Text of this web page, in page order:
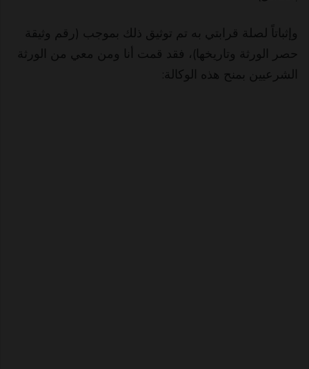
وإثباتاً لصلة قرابتي به تم توثيق ذلك بموجب (رقم وثيقة
حصر الورثة وتاريخها)، فقد قمت أنا ومن معي من الورثة
الشرعيين بمنح هذه الوكالة: